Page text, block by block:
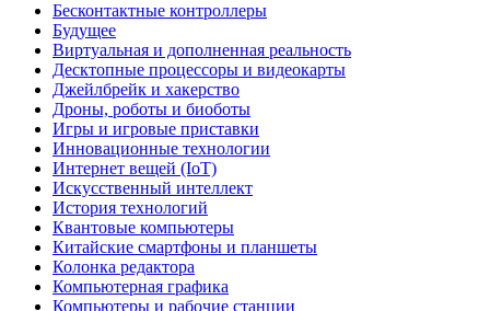
Бесконтактные контроллеры
Будущее
Виртуальная и дополненная реальность
Десктопные процессоры и видеокарты
Джейлбрейк и хакерство
Дроны, роботы и биоботы
Игры и игровые приставки
Инновационные технологии
Интернет вещей (IoT)
Искусственный интеллект
История технологий
Квантовые компьютеры
Китайские смартфоны и планшеты
Колонка редактора
Компьютерная графика
Компьютеры и рабочие станции